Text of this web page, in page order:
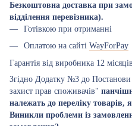
Безкоштовна доставка при
відділення перевізника).
Готівкою при отриманні
Оплатою на сайті WayForPay
Гарантія від виробника 12 місяців.
Згідно Додатку №3 до
захист прав споживачів"
належать до переліку товарів,
Виникли проблеми із